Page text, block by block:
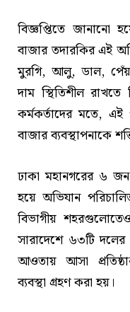
বিজ্ঞপ্তিতে জানানো
বাজার তদারকির এই
মুরগি, আলু, ডাল,
দাম স্থিতিশীল
কর্মকর্তাদের মতে, এই
বাজার ব্যবস্থাপনাকে
ঢাকা মহানগরের ৬ জন
হয়ে অভিযান
বিভাগীয়
সারাদেশে ৬৩টি দলের
আওতায় আসা
ব্যবস্থা গ্রহণ করা হয়।